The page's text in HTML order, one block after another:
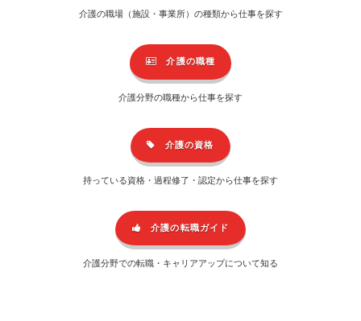
介護の職場（施設・事業所）の種類から仕事を探す
介護の職種
介護分野の職種から仕事を探す
介護の資格
持っている資格・過程修了・認定から仕事を探す
介護の転職ガイド
介護分野での転職・キャリアアップについて知る